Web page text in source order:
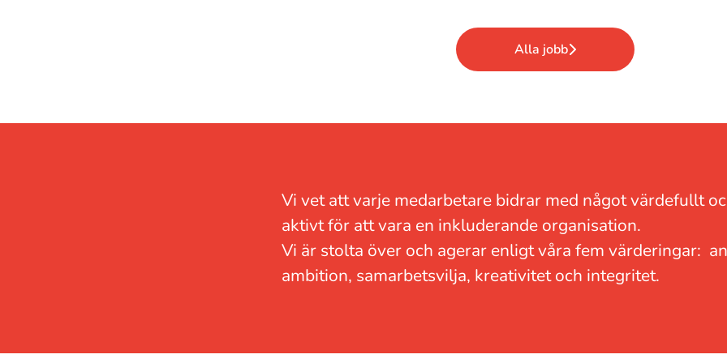
Alla jobb
Vi vet att varje medarbetare bidrar med något värdefullt
aktivt för att vara en inkluderande organisation.
Vi är stolta över och agerar enligt våra fem värderingar:
ambition, samarbetsvilja, kreativitet och integritet.